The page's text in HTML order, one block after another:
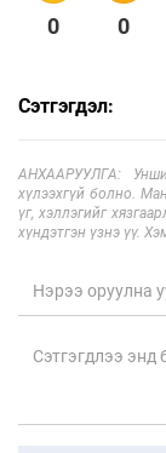
0 0
Сэтгэгдэл:
АНХААРУУЛГА:
хүлээхгүй болно.
үг, хэллэгийг
хүндэтгэн үзнэ үү.